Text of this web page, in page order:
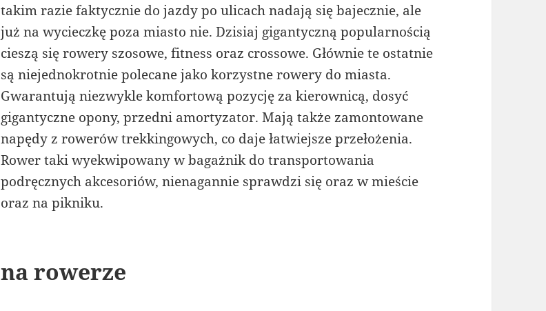
takim razie faktycznie do jazdy po ulicach nadają się bajecznie, ale
już na wycieczkę poza miasto nie. Dzisiaj gigantyczną popularnością
cieszą się rowery szosowe, fitness oraz crossowe. Głównie te ostatnie
są niejednokrotnie polecane jako korzystne rowery do miasta.
Gwarantują niezwykle komfortową pozycję za kierownicą, dosyć
gigantyczne opony, przedni amortyzator. Mają także zamontowane
napędy z rowerów trekkingowych, co daje łatwiejsze przełożenia.
Rower taki wyekwipowany w bagażnik do transportowania
podręcznych akcesoriów, nienagannie sprawdzi się oraz w mieście
oraz na pikniku.
na rowerze